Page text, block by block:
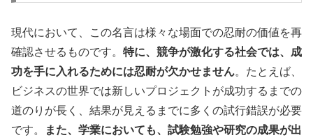
現代において、この名言は様々な場面での忍耐の価値を再
確認させるものです。 特に、競争が激化する社会では、成
功を手に入れるためには忍耐が欠かせません。たとえば、
ビジネスの世界では新しいプロジェクトが成功するまでの
道のりが長く、結果が見えるまでに多くの試行錯誤が必要
です。
また、学業においても、試験勉強や研究の成果が出